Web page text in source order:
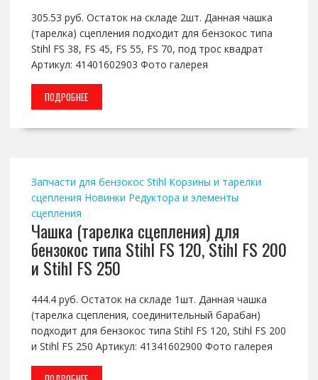
305.53 руб. Остаток на складе 2шт. Данная чашка
(тарелка) сцепления подходит для бензокос типа
Stihl FS 38, FS 45, FS 55, FS 70, под трос квадрат
Артикул: 41401602903 Фото галерея
ПОДРОБНЕЕ
Запчасти для бензокос Stihl Корзины и тарелки
сцепления Новинки Редуктора и элементы
сцепления
Чашка (тарелка сцепления) для
бензокос типа Stihl FS 120, Stihl FS 200
и Stihl FS 250
444.4 руб. Остаток на складе 1шт. Данная чашка
(тарелка сцепления, соединительный барабан)
подходит для бензокос типа Stihl FS 120, Stihl FS 200
и Stihl FS 250 Артикул: 41341602900 Фото галерея